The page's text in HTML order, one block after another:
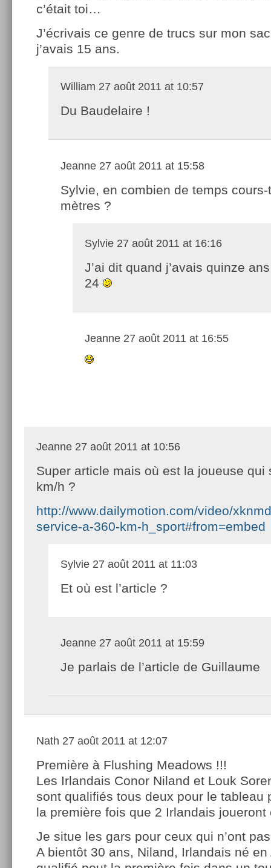
c’était toi…
J’écrivais ce genre de trucs sur mon
j’avais 15 ans.
William 27 août 2011 at 10:57
Du Baudelaire !
Jeanne 27 août 2011 at 15:58
Sylvie, en combien de temps
mètres ?
Sylvie 27 août 2011 at 16:16
J’ai dit quand j’avais quinze
24
Jeanne 27 août 2011 at 16:55
Jeanne 27 août 2011 at 10:56
Super article mais où est la joueuse qui
km/h ?
http://www.dailymotion.com/video/
service-a-360-km-h_sport#from=embed
Sylvie 27 août 2011 at 11:03
Et où est l’article ?
Jeanne 27 août 2011 at 15:59
Je parlais de l’article de Guillaume
Nath 27 août 2011 at 12:07
Première à Flushing Meadows !!!
Les Irlandais Conor Niland et Louk
sont qualifiés tous deux pour le tableau
la première fois que 2 Irlandais joueront
Je situe les gars pour ceux qui n’ont
A bientôt 30 ans, Niland, Irlandais né en